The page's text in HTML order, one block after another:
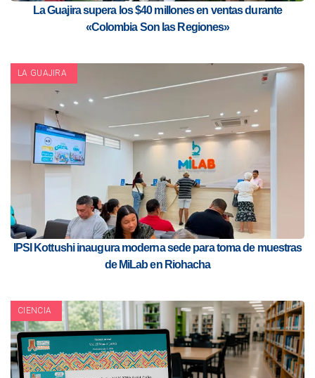
La Guajira supera los $40 millones en ventas durante
«Colombia Son las Regiones»
LA GUAJIRA
IPSI Kottushi inaugura moderna sede para toma de muestras
de MiLab en Riohacha
CIENCIA